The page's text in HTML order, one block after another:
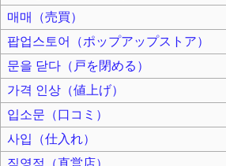
매매（売買）
팝업스토어（ポップアップストア）
문을 닫다（戸を閉める）
가격 인상（値上げ）
입소문（口コミ）
사입（仕入れ）
직영점（直営店）